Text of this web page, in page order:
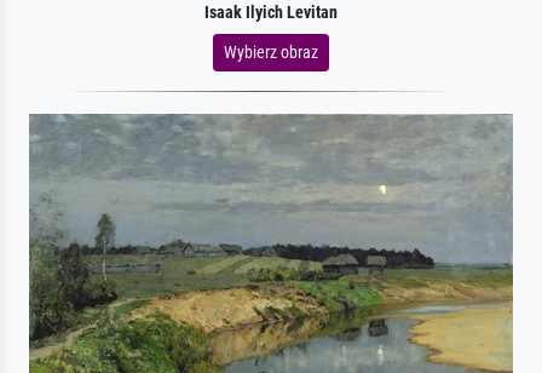
Isaak Ilyich Levitan
Wybierz obraz